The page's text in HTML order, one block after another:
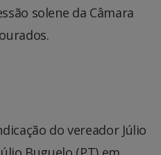
solene da Câmara
do vereador Júlio